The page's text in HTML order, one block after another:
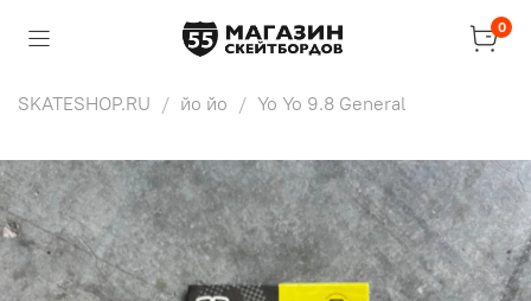
0
SKATESHOP.RU йо йо Yo Yo 9.8 General